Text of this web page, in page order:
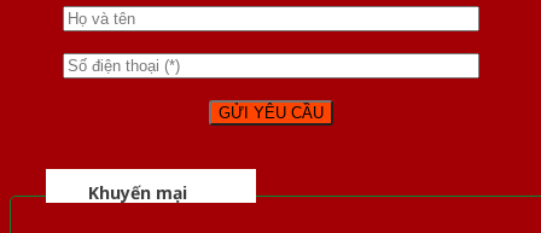
Khuyến mại